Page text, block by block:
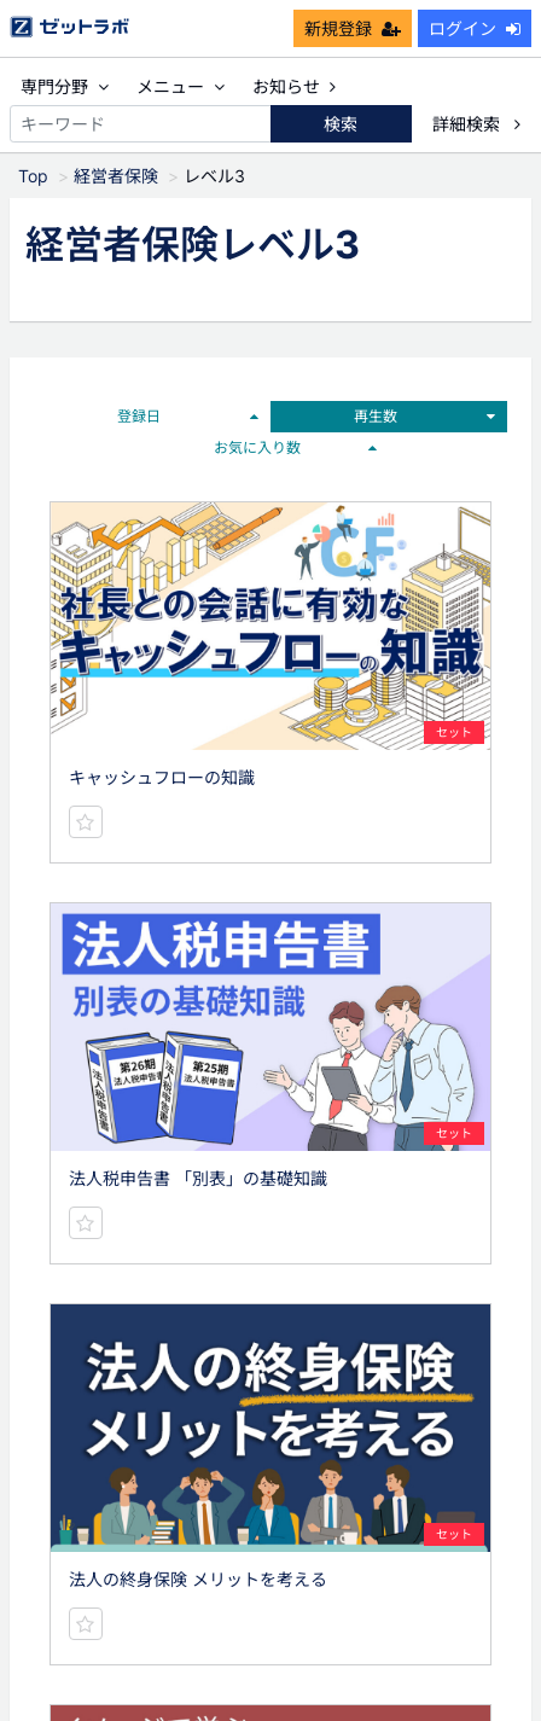
新規登録 ログイン
専門分野 メニュー
お知らせ
検索
詳細検索
Top 経営者保険 レベル3
経営者保険レベル3
登録日
再生数
お気に入り数
セット
キャッシュフローの知識
セット
法人税申告書 「別表」の基礎知識
セット
法人の終身保険 メリットを考える